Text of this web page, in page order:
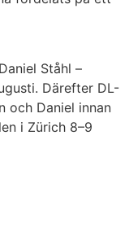
Ståhl –
Därefter DL-
och Daniel innan
i Zürich 8–9